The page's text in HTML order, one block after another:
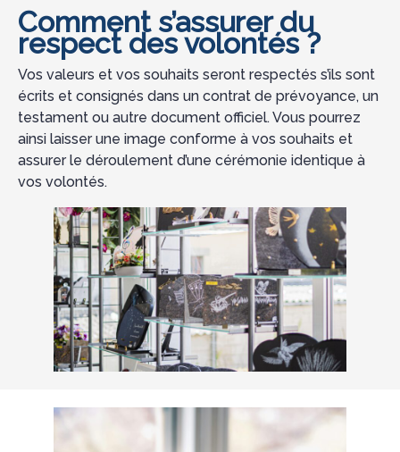
Comment s’assurer du
respect des volontés ?
Vos valeurs et vos souhaits seront respectés s’ils sont
écrits et consignés dans un contrat de prévoyance, un
testament ou autre document officiel. Vous pourrez
ainsi laisser une image conforme à vos souhaits et
assurer le déroulement d’une cérémonie identique à
vos volontés.